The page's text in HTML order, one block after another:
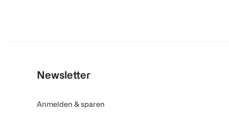
Newsletter
Anmelden & sparen